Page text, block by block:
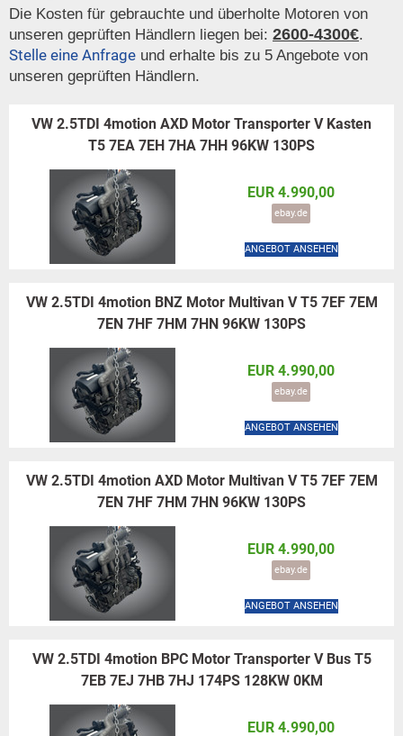
Die Kosten für gebrauchte und überholte Motoren von
unseren geprüften Händlern liegen bei: 2600-4300€.
Stelle eine Anfrage und erhalte bis zu 5 Angebote von
unseren geprüften Händlern.
VW 2.5TDI 4motion AXD Motor Transporter V Kasten
T5 7EA 7EH 7HA 7HH 96KW 130PS
EUR 4.990,00
ebay.de
ANGEBOT ANSEHEN
VW 2.5TDI 4motion BNZ Motor Multivan V T5 7EF 7EM
7EN 7HF 7HM 7HN 96KW 130PS
EUR 4.990,00
ebay.de
ANGEBOT ANSEHEN
VW 2.5TDI 4motion AXD Motor Multivan V T5 7EF 7EM
7EN 7HF 7HM 7HN 96KW 130PS
EUR 4.990,00
ebay.de
ANGEBOT ANSEHEN
VW 2.5TDI 4motion BPC Motor Transporter V Bus T5
7EB 7EJ 7HB 7HJ 174PS 128KW 0KM
EUR 4.990,00